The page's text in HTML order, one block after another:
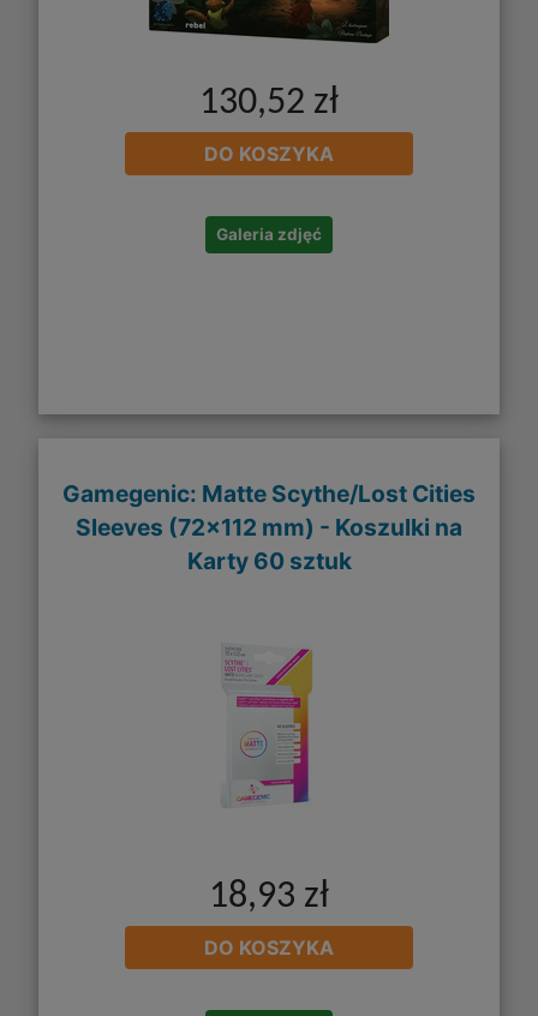
130,52 zł
DO KOSZYKA
Galeria zdjęć
Gamegenic: Matte Scythe/Lost Cities
Sleeves (72x112 mm) - Koszulki na
Karty 60 sztuk
18,93 zł
DO KOSZYKA